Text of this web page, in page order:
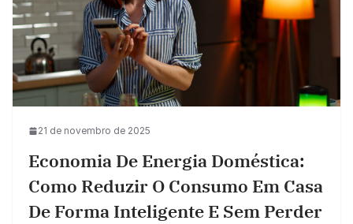
21 de novembro de 2025
Economia De Energia Doméstica:
Como Reduzir O Consumo Em Casa
De Forma Inteligente E Sem Perder